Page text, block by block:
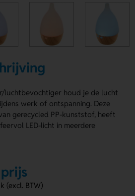
luchtbevochtiger houd je de lucht
werk of ontspanning. Deze
gerecycled PP-kunststof, heeft
LED-licht in meerdere
en heeft een tankinhoud
herkenbare branding.
bureau
(excl. BTW)